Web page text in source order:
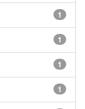
1
1
1
1